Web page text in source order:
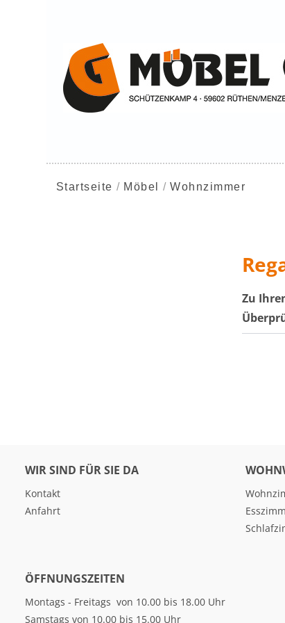
Startseite Möbel Wohnzimmer
Zu
WIR SIND FÜR SIE DA
Kontakt
Anfahrt
ÖFFNUNGSZEITEN
Montags - Freitags von 10.00 bis 18.00 Uhr
Samstags von 10.00 bis 15.00 Uhr